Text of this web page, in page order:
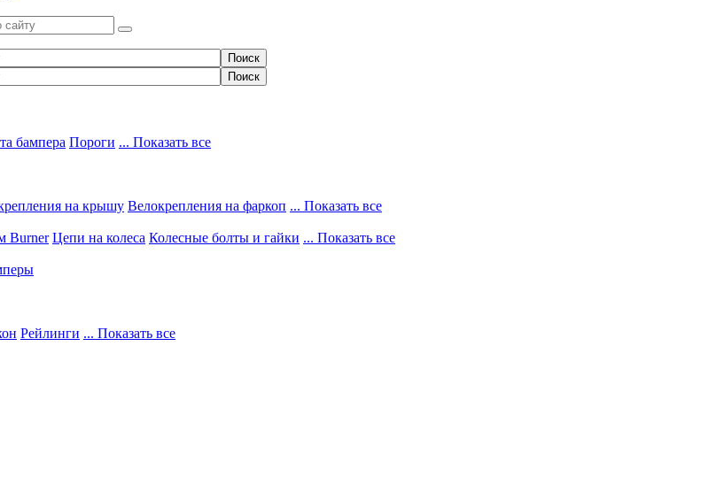
бампера Пороги ... Показать все
на крышу Велокрепления на фаркоп ... Показать все
Burner Цепи на колеса Колесные болты и гайки ... Показать все
Рейлинги ... Показать все